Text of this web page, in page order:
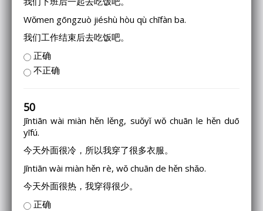
Wǒmen gōngzuò jiéshù hòu qù chīfàn ba.
我们工作结束后去吃饭吧。
正确
不正确
50
Jīntiān wài miàn hěn lěng, suǒyǐ wǒ chuān le hěn duō
yīfú.
今天外面很冷，所以我穿了很多衣服。
Jīntiān wài miàn hěn rè, wǒ chuān de hěn shǎo.
今天外面很热，我穿得很少。
正确